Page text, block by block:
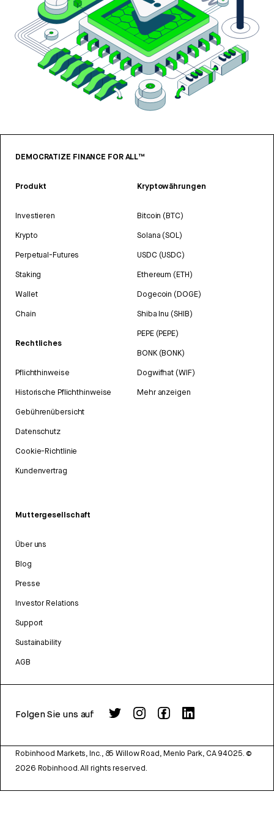
DEMOCRATIZE FINANCE FOR ALL™
Produkt
Investieren
Krypto
Perpetual-Futures
Staking
Wallet
Chain
Rechtliches
Pflichthinweise
Historische Pflichthinweise
Gebührenübersicht
Datenschutz
Cookie-Richtlinie
Kundenvertrag
Kryptowährungen
Bitcoin (BTC)
Solana (SOL)
USDC (USDC)
Ethereum (ETH)
Dogecoin (DOGE)
Shiba Inu (SHIB)
PEPE (PEPE)
BONK (BONK)
Dogwifhat (WIF)
Mehr anzeigen
Muttergesellschaft
Über uns
Blog
Presse
Investor Relations
Support
Sustainability
AGB
Folgen Sie uns auf
Robinhood Markets, Inc., 85 Willow Road, Menlo Park, CA 94025. ©
2026 Robinhood. All rights reserved.